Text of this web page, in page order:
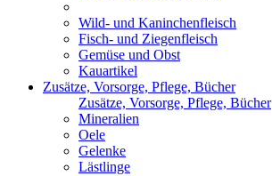
Wild- und Kaninchenfleisch
Fisch- und Ziegenfleisch
Gemüse und Obst
Kauartikel
Zusätze, Vorsorge, Pflege, Bücher
Zusätze, Vorsorge, Pflege, Bücher
Mineralien
Oele
Gelenke
Lästlinge